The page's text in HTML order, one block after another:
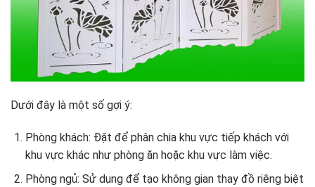
Dưới đây là một số gợi ý:
Phòng khách: Đặt để phân chia khu vực tiếp khách với
khu vực khác như phòng ăn hoặc khu vực làm việc.
Phòng ngủ: Sử dụng để tạo không gian thay đồ riêng biệt